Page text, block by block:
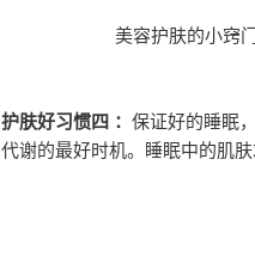
美容护肤的小窍
护肤好习惯四 ： 保证好的睡眠
代谢的最好时机。睡眠中的肌